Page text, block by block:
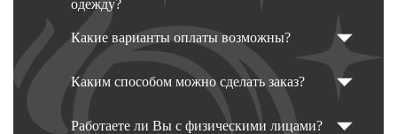
одежду?
Какие варианты оплаты возможны?
Каким способом можно сделать заказ?
Работаете ли Вы с физическими лицами?